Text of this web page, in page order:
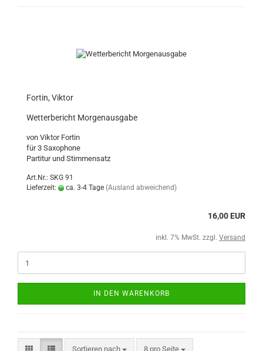
Fortin, Viktor
Wetterbericht Morgenausgabe
von Viktor Fortin
für 3 Saxophone
Partitur und Stimmensatz
Art.Nr.: SKG 91
Lieferzeit:
ca. 3-4 Tage (Ausland abweichend)
16,00 EUR
inkl. 7% MwSt. zzgl. Versand
IN DEN WARENKORB
Sortieren nach 8 pro Seite